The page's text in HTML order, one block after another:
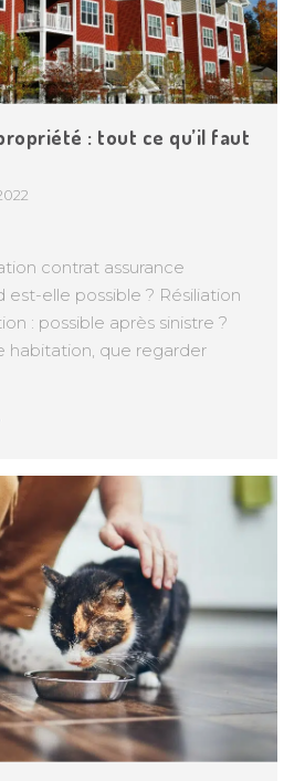
: tout ce qu’il faut
contrat assurance
est-elle possible ? Résiliation
: possible après sinistre ?
habitation, que regarder